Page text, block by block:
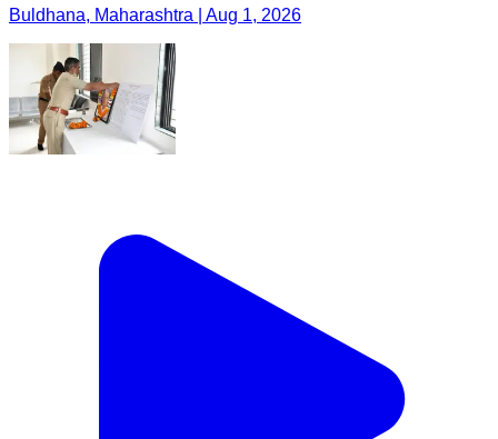
Buldhana, Maharashtra | Aug 1, 2026